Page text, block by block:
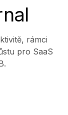
rámci
pro SaaS